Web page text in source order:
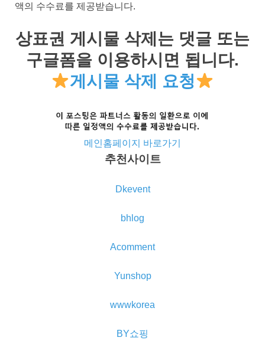
액의 수수료를 제공받습니다.
상표권 게시물 삭제는 댓글 또는
구글폼을 이용하시면 됩니다.
게시물 삭제 요청
메인홈페이지 바로가기
추천사이트
Dkevent
bhlog
Acomment
Yunshop
wwwkorea
BY쇼핑